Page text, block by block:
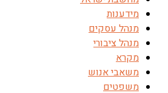
מידענות
מנהל עסקים
מנהל ציבורי
מקרא
משאבי אנוש
משפטים